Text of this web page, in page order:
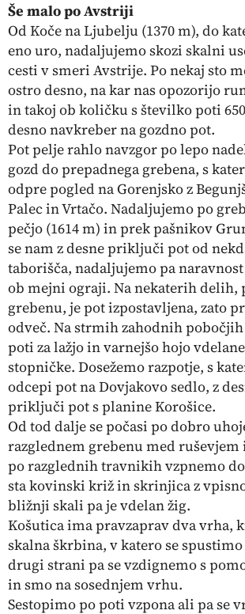
Še malo po Avstriji
Od Koče na Ljubelju (1370 m), do
eno uro, nadaljujemo skozi skalni
cesti v smeri Avstrije. Po nekaj sto
ostro desno, na kar nas opozorijo
in takoj ob količku s številko poti
desno navkreber na gozdno pot.
Pot pelje rahlo navzgor po lepo
gozd do prepadnega grebena, s
odpre pogled na Gorenjsko z
Palec in Vrtačo. Nadaljujemo po
pečjo (1614 m) in prek pašnikov
se nam z desne priključi pot od
taborišča, nadaljujemo pa
ob mejni ograji. Na nekaterih delih,
grebenu, je pot izpostavljena, zato
odveč. Na strmih zahodnih
poti za lažjo in varnejšo hojo
stopničke. Dosežemo razpotje, s
odcepi pot na Dovjakovo sedlo, z
priključi pot s planine Korošice.
Od tod dalje se počasi po dobro
razglednem grebenu med
po razglednih travnikih vzpnemo
sta kovinski križ in skrinjica z
bližnji skali pa je vdelan žig.
Košutica ima pravzaprav dva vrha,
skalna škrbina, v katero se
drugi strani pa se vzdignemo s
in smo na sosednjem vrhu.
Sestopimo po poti vzpona ali pa se